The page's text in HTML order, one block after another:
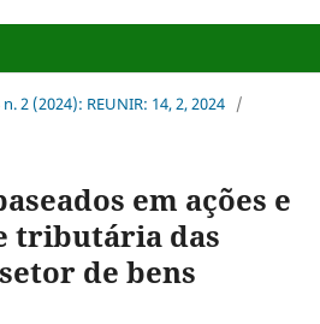
n. 2 (2024): REUNIR: 14, 2, 2024 /
em ações e
tributária das
de bens